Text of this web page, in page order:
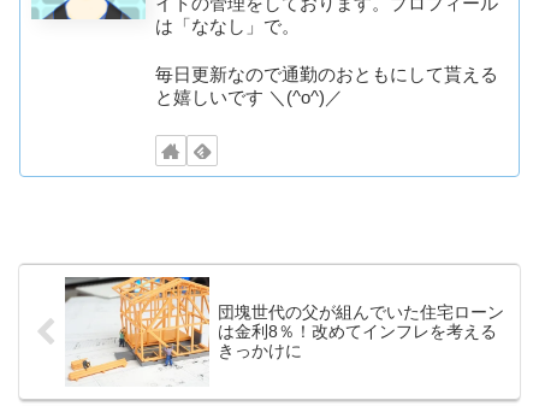
は「ななし」で。
毎日更新なので通勤のおともにして貰える
と嬉しいです ＼(^o^)／
団塊世代の父が組んでいた住宅ローン
は金利8％！改めてインフレを考える
きっかけに